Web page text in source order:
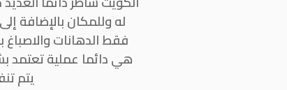
له وللمكان بالإضافة
فقط الدهانات
هي دائما عملية تعتمد
يتم